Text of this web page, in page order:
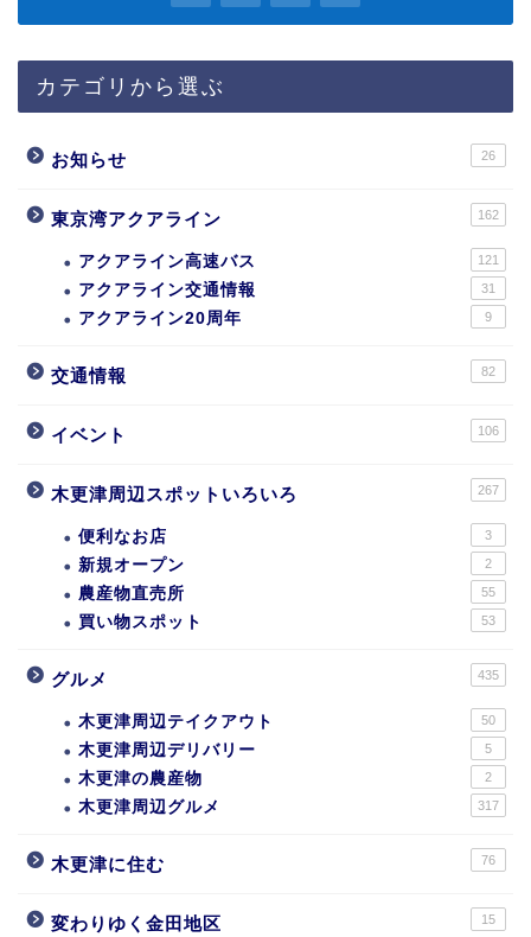
カテゴリから選ぶ
お知らせ 26
東京湾アクアライン 162
アクアライン高速バス 121
アクアライン交通情報 31
アクアライン20周年 9
交通情報 82
イベント 106
木更津周辺スポットいろいろ 267
便利なお店 3
新規オープン 2
農産物直売所 55
買い物スポット 53
グルメ 435
木更津周辺テイクアウト 50
木更津周辺デリバリー 5
木更津の農産物 2
木更津周辺グルメ 317
木更津に住む 76
変わりゆく金田地区 15